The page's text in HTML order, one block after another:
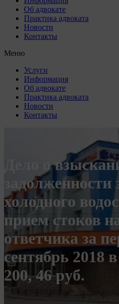
Об адвокате
Практика адвоката
Новости
Контакты
Меню
Услуги
Информация
Об адвокате
Практика адвоката
Новости
Контакты
Дело о
задолженности
холодного
прием стоков
ответчика за
сентябрь 2018
200, 46 руб.